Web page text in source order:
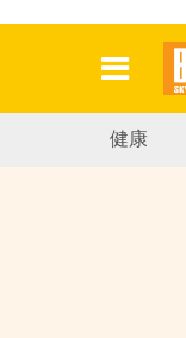
健康